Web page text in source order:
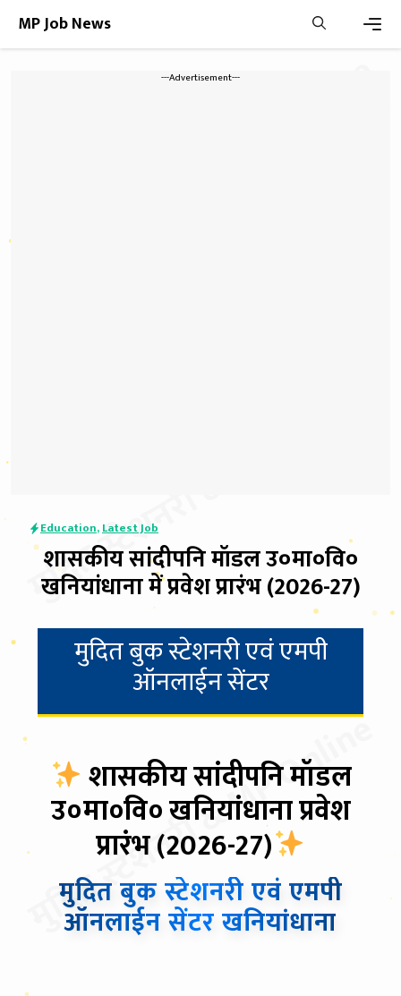
MP Job News
---Advertisement---
Education,Latest Job
शासकीय सांदीपनि मॉडल उ०मा०वि०
खनियांधाना में प्रवेश प्रारंभ (2026-27)
मुदित स्टेशनरी & MP Online
मुदित स्टेशनरी & MP Online
मुदित स्टेशनरी & MP Online
मुदित बुक स्टेशनरी एवं एमपी
ऑनलाईन सेंटर
शासकीय सांदीपनि मॉडल
उ०मा०वि० खनियांधाना प्रवेश
प्रारंभ (2026-27)
मुदित बुक स्टेशनरी एवं एमपी
ऑनलाईन सेंटर खनियांधाना